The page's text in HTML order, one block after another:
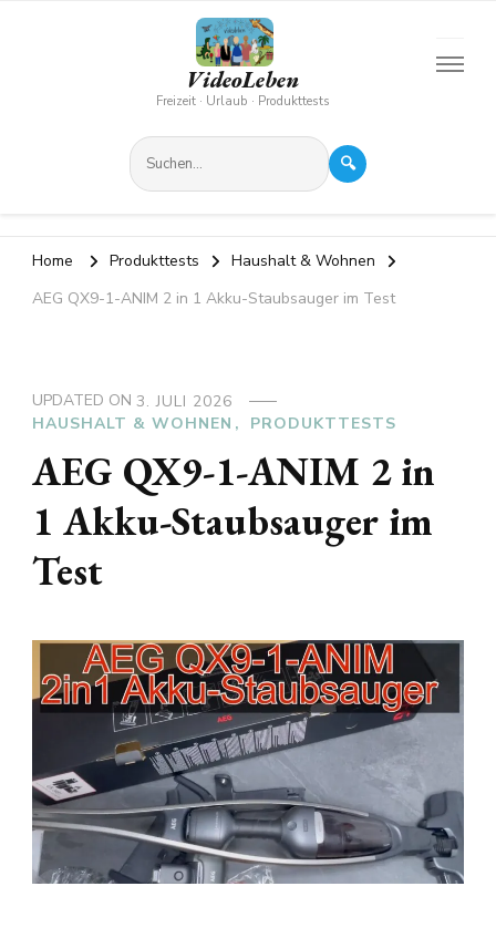
VideoLeben
Freizeit · Urlaub · Produkttests
🔍
Home Produkttests
Haushalt & Wohnen
AEG QX9-1-ANIM 2 in 1 Akku-Staubsauger im Test
UPDATED ON 3. JULI 2026
HAUSHALT & WOHNEN
PRODUKTTESTS
AEG QX9-1-ANIM 2 in
1 Akku-Staubsauger im
Test